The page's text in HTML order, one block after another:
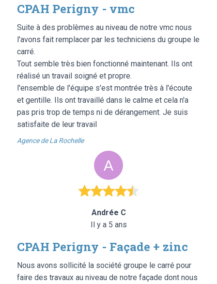
CPAH Perigny - vmc
Suite à des problèmes au niveau de notre vmc nous
l'avons fait remplacer par les techniciens du groupe le
carré.
Tout semble très bien fonctionné maintenant. Ils ont
réalisé un travail soigné et propre.
l'ensemble de l'équipe s'est montrée très à l'écoute
et gentille. Ils ont travaillé dans le calme et cela n'a
pas pris trop de temps ni de dérangement. Je suis
satisfaite de leur travail
Agence de La Rochelle
Andrée C
Il y a 5 ans
CPAH Perigny - Façade + zinc
Nous avons sollicité la société groupe le carré pour
faire des travaux au niveau de notre façade dont nous